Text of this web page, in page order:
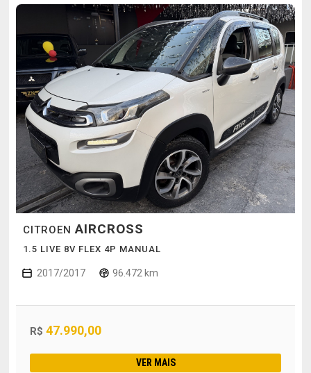
CITROENAIRCROSS
1.5 LIVE 8V FLEX 4P MANUAL
2017/2017 96.472 km
R$ 47.990,00
VER MAIS